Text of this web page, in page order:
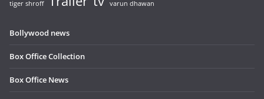
tiger shroff varun dhawan
Bollywood news
Box Office Collection
Box Office News